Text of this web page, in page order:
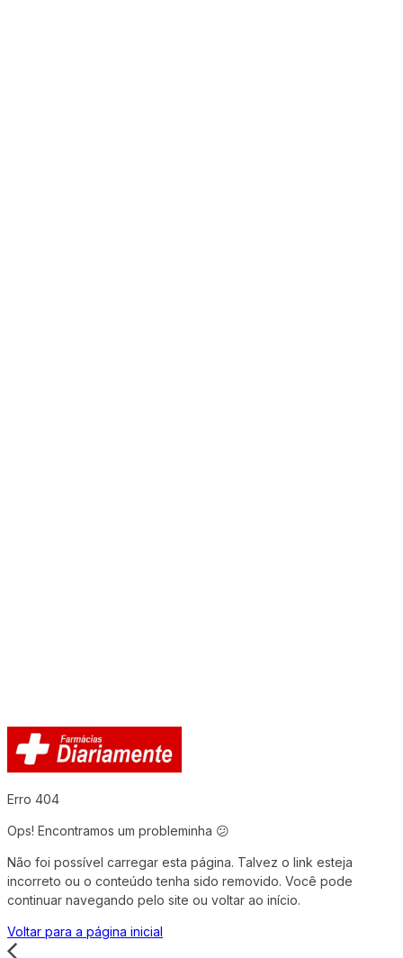
Erro 404
Ops! Encontramos um probleminha 😕
Não foi possível carregar esta página. Talvez o link esteja
incorreto ou o conteúdo tenha sido removido. Você pode
continuar navegando pelo site ou voltar ao início.
Voltar para a página inicial